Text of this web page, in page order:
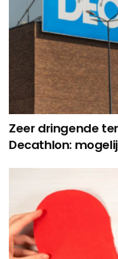
Zeer dringende
Decathlon: